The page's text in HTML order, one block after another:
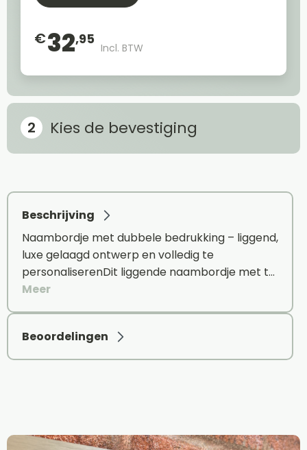
€32,95
Incl. BTW
Kies de bevestiging
Beschrijving
Naambordje met dubbele bedrukking – liggend,
luxe gelaagd ontwerp en volledig te
personaliserenDit liggende naambordje met t…
Meer
Beoordelingen